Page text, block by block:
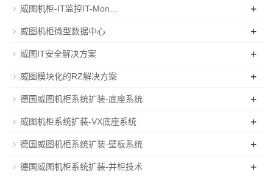
威图机柜-IT监控IT-Mon... +
威图机柜微型数据中心 +
威图IT安全解决方案 +
威图模块化的RZ解决方案 +
德国威图机柜系统扩装-底座系统 +
威图机柜系统扩装-VX底座系统 +
德国威图机柜系统扩装-壁板系统 +
德国威图机柜系统扩装-并柜技术 +